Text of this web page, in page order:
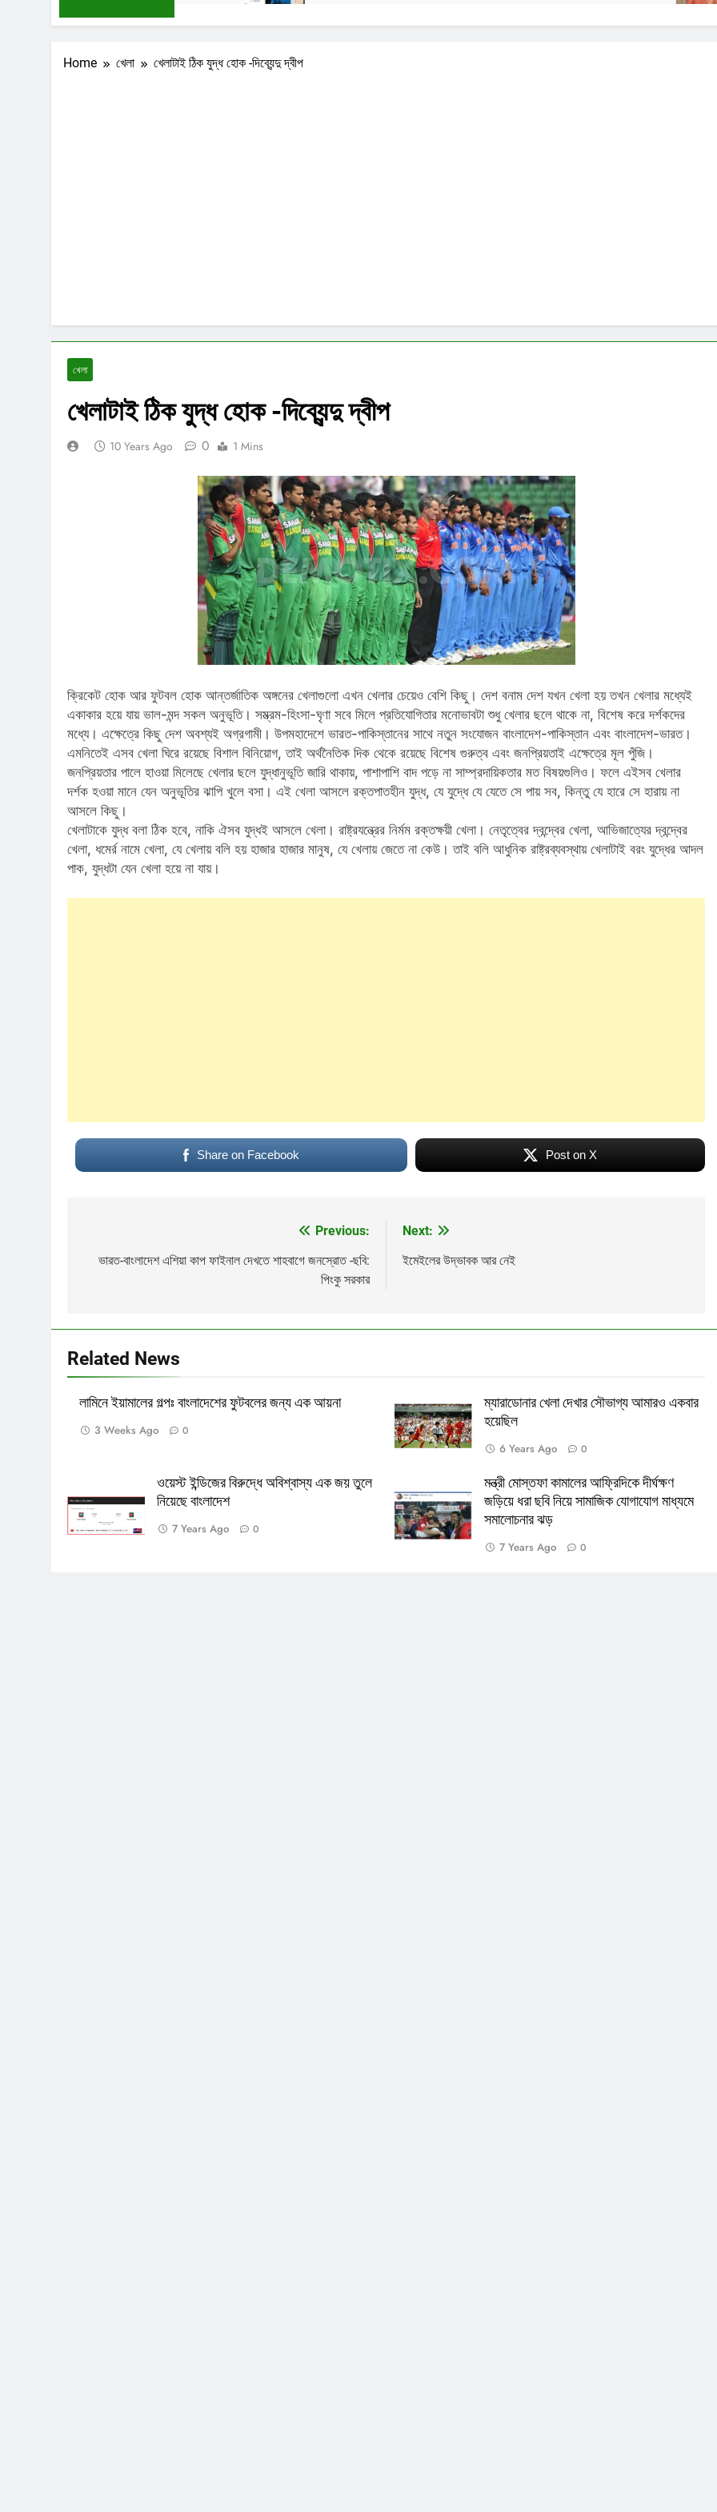
Home খেলা খেলাটাই ঠিক যুদ্ধ হোক -দিব্যেন্দু দ্বীপ
খেলা
খেলাটাই ঠিক যুদ্ধ হোক -দিব্যেন্দু দ্বীপ
10 Years Ago 0 1 Mins
ক্রিকেট হোক আর ফুটবল হোক আন্তর্জাতিক অঙ্গনের খেলাগুলো এখন খেলার চেয়েও বেশি কিছু। দেশ বনাম দেশ যখন খেলা হয় তখন খেলার মধ্যেই
একাকার হয়ে যায় ভাল-মন্দ সকল অনুভূতি। সম্ভ্রম-হিংসা-ঘৃণা সবে মিলে প্রতিযোগিতার মনোভাবটা শুধু খেলার ছলে থাকে না, বিশেষ করে দর্শকদের
মধ্যে। এক্ষেত্রে কিছু দেশ অবশ্যই অগ্রগামী। উপমহাদেশে ভারত-পাকিস্তানের সাথে নতুন সংযোজন বাংলাদেশ-পাকিস্তান এবং বাংলাদেশ-ভারত।
এমনিতেই এসব খেলা ঘিরে রয়েছে বিশাল বিনিয়োগ, তাই অর্থনৈতিক দিক থেকে রয়েছে বিশেষ গুরুত্ব এবং জনপ্রিয়তাই এক্ষেত্রে মূল পুঁজি।
জনপ্রিয়তার পালে হাওয়া মিলেছে খেলার ছলে যুদ্ধানুভূতি জারি থাকায়, পাশাপাশি বাদ পড়ে না সাম্প্রদায়িকতার মত বিষয়গুলিও। ফলে এইসব খেলার
দর্শক হওয়া মানে যেন অনুভূতির ঝাপি খুলে বসা। এই খেলা আসলে রক্তপাতহীন যুদ্ধ, যে যুদ্ধে যে যেতে সে পায় সব, কিন্তু যে হারে সে হারায় না
আসলে কিছু।
খেলাটাকে যুদ্ধ বলা ঠিক হবে, নাকি ঐসব যুদ্ধই আসলে খেলা। রাষ্ট্রযন্ত্রের নির্মম রক্তক্ষয়ী খেলা। নেতৃত্বের দ্বন্দ্বের খেলা, আভিজাত্যের দ্বন্দ্বের
খেলা, ধমের্র নামে খেলা, যে খেলায় বলি হয় হাজার হাজার মানুষ, যে খেলায় জেতে না কেউ। তাই বলি আধুনিক রাষ্ট্রব্যবস্থায় খেলাটাই বরং যুদ্ধের আদল
পাক, যুদ্ধটা যেন খেলা হয়ে না যায়।
Share on Facebook Post on X
navigation
Previous:
ভারত-বাংলাদেশ এশিয়া কাপ ফাইনাল দেখতে শাহবাগে জনস্রোত -ছবি:
পিংকু সরকার
Next:
ইমেইলের উদ্ভাবক আর নেই
Related News
লামিনে ইয়ামালের গল্পঃ বাংলাদেশের ফুটবলের জন্য এক আয়না
3 Weeks Ago 0
ম্যারাডোনার খেলা দেখার সৌভাগ্য আমারও একবার
হয়েছিল
6 Years Ago 0
ওয়েস্ট ইন্ডিজের বিরুদ্ধে অবিশ্বাস্য এক জয় তুলে
নিয়েছে বাংলাদেশ
7 Years Ago 0
মন্ত্রী মোস্তফা কামালের আফ্রিদিকে দীর্ঘক্ষণ
জড়িয়ে ধরা ছবি নিয়ে সামাজিক যোগাযোগ মাধ্যমে
সমালোচনার ঝড়
7 Years Ago 0